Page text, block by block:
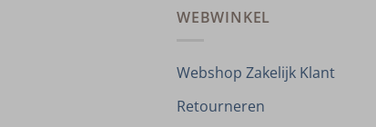
WEBWINKEL
Webshop Zakelijk Klant
Retourneren